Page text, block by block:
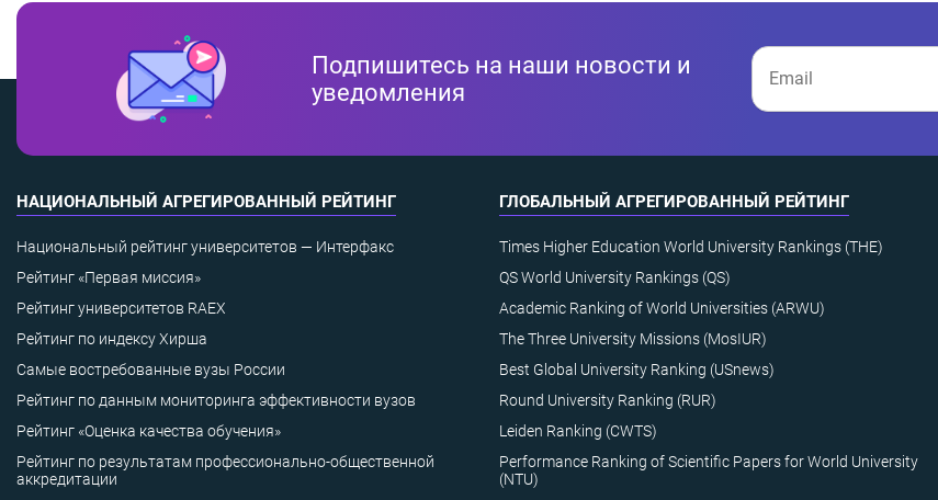
Подпишитесь на наши новости и
уведомления
НАЦИОНАЛЬНЫЙ АГРЕГИРОВАННЫЙ РЕЙТИНГ
Национальный рейтинг университетов — Интерфакс
Рейтинг «Первая миссия»
Рейтинг университетов RAEX
Рейтинг по индексу Хирша
Самые востребованные вузы России
Рейтинг по данным мониторинга эффективности вузов
Рейтинг «Оценка качества обучения»
Рейтинг по результатам профессионально-общественной
аккредитации
ГЛОБАЛЬНЫЙ АГРЕГИРОВАННЫЙ РЕЙТИНГ
Times Higher Education World University Rankings (THE)
QS World University Rankings (QS)
Academic Ranking of World Universities (ARWU)
The Three University Missions (MosIUR)
Best Global University Ranking (USnews)
Round University Ranking (RUR)
Leiden Ranking (CWTS)
Performance Ranking of Scientific Papers for World University
(NTU)